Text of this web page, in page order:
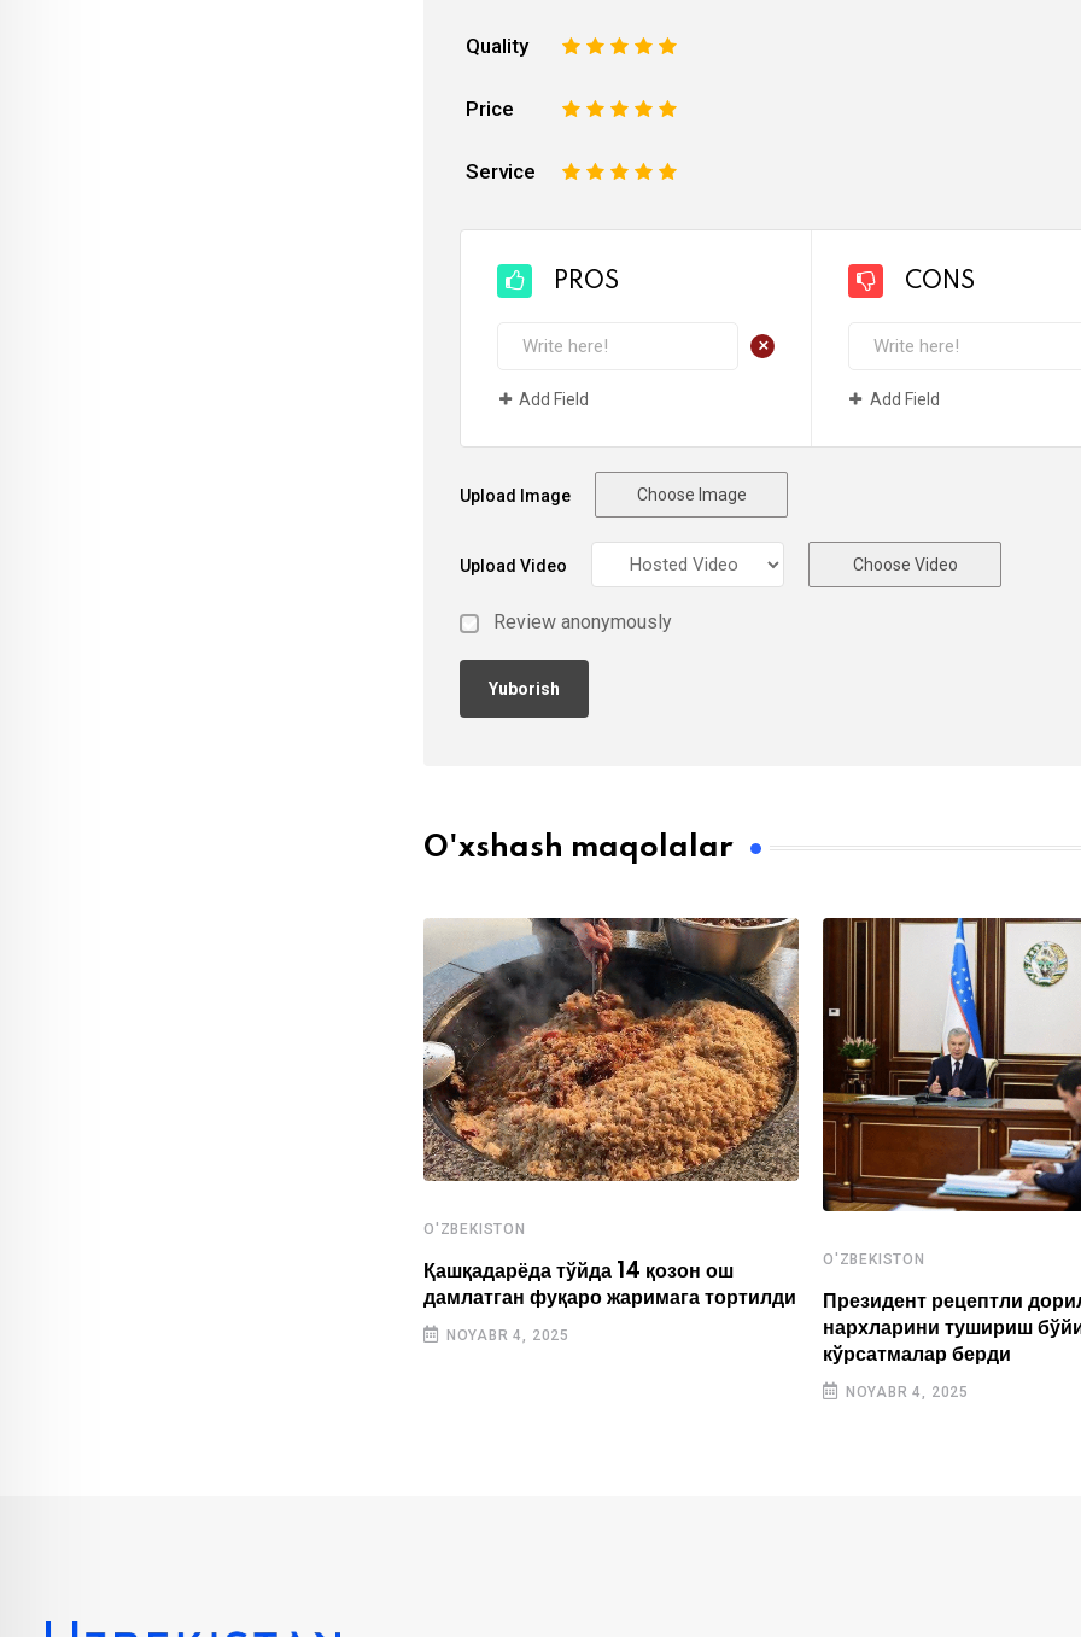
Quality 5
4
3
2
Price 5
4
3
2
Service 5
4
3
2
PROS
+
Add Field
CONS
Add Field
Upload Image Choose Image
Upload Video Choose Video
Review anonymously
O'xshash maqolalar
O'ZBEKISTON
Қашқадарёда тўйда 14 қозон ош
дамлатган фуқаро жаримага тортилди
NOYABR 4, 2025
O'ZBEKISTON
Президент рецептли
нархларини тушириш
кўрсатмалар берди
NOYABR 4, 2025